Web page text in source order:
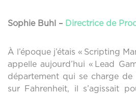
Sophie Buhl – Directrice de
À l’époque j’étais « Scripting
appelle aujourd’hui « Lead
département qui se charge de
sur Fahrenheit, il s’agissait